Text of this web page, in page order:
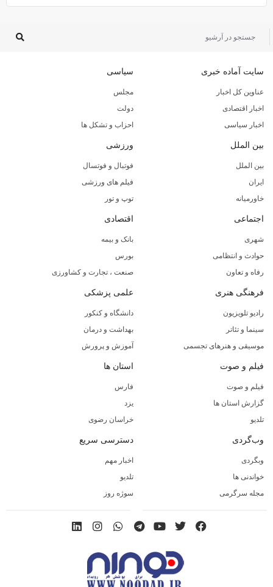
سایت آماده خبری
عناوین کل اخبار
اخبار اقتصادی
اخبار سیاسی
سیاسی
مجلس
دولت
احزاب و تشکل ها
بین الملل
بین الملل
ایران
خاورمیانه
ورزشی
فوتبال و فوتسال
فیلم های ورزشی
توپ و تور
اجتماعی
شهری
حوادث و انتظامی
رفاه و تعاون
اقتصادی
بانک و بیمه
بورس
صنعت ، تجارت و کشاورزی
فرهنگی هنری
رادیو تلویزیون
سینما و تئاتر
موسیقی و هنرهای تجسمی
علمی پزشکی
دانشگاه و کنکور
بهداشت و درمان
آموزش و پرورش
فیلم و صوت
فیلم و صوت
گزارش استان ها
تلدیو
استان ها
فارس
یزد
خراسان رضوی
وب‌گردی
وبگردی
خواندنی ها
مجله سرگرمی
دسترسی سریع
اخبار مهم
تلدیو
سوژه روز